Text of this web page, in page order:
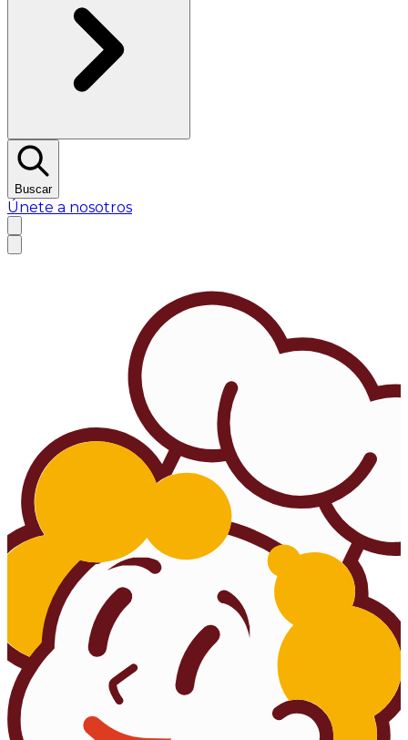
Buscar
Únete a nosotros